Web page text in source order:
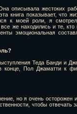
описывала жестоких
книга показывает, что
к моей роли, я
же находились и те,
эмоциональная
Теда Банди и
Пол Джаматти к
но я очень осторожен
чтобы отвечать